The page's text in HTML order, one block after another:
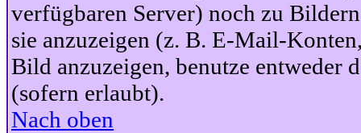
verfügbaren Server) noch zu
sie anzuzeigen (z. B. E-Mail-
Bild anzuzeigen, benutze
(sofern erlaubt).
Nach oben